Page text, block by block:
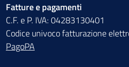
Fatture e pagamenti
C.F. e P. IVA: 04283130401
Codice univoco fatturazione
PagoPA